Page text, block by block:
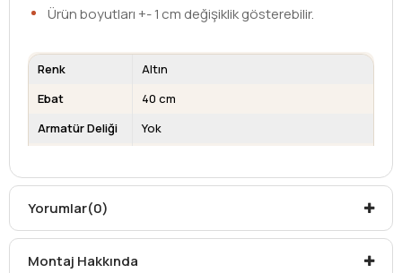
Ürün boyutları +- 1 cm değişiklik gösterebilir.
Renk
Altın
Ebat
40 cm
Armatür Deliği
Yok
Kargo teslim süreleri, kargoya veriliş tarihinden itibaren
Kargo teslimatlarında mesafelerden dolayı
oluşabilecekek ücretler alıcıya aittir
Yorumlar(0)
Montaj Hakkında